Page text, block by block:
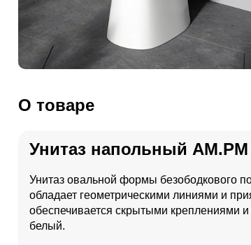
О товаре
Унитаз напольный
Унитаз овальной формы безободкового
обладает геометрическими линиями и
обеспечивается скрытыми
белый.